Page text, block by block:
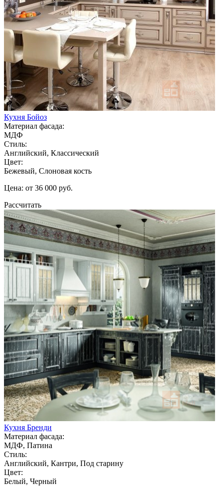
Кухня Бойоз
Материал фасада:
МДФ
Стиль:
Английский, Классический
Цвет:
Бежевый, Слоновая кость
Цена: от 36 000 руб.
Рассчитать
Кухня Бренди
Материал фасада:
МДФ, Патина
Стиль:
Английский, Кантри, Под старину
Цвет:
Белый, Черный